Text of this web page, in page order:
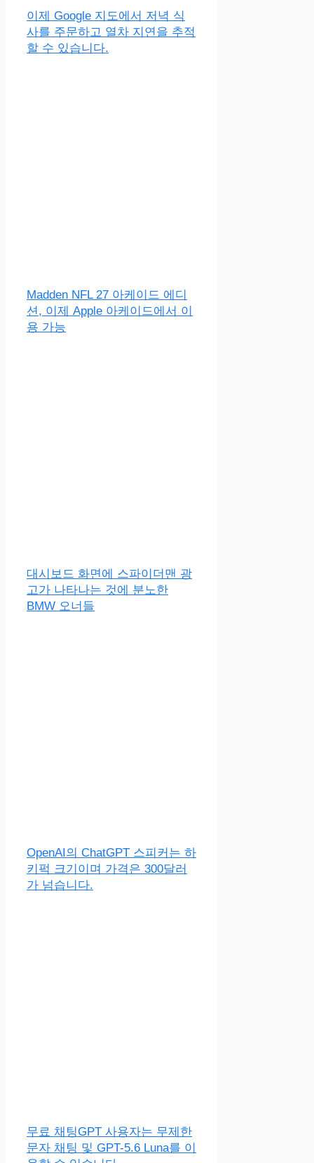
이제 Google 지도에서 저녁 식
사를 주문하고 열차 지연을 추적
할 수 있습니다.
Madden NFL 27 아케이드 에디
션, 이제 Apple 아케이드에서 이
용 가능
대시보드 화면에 스파이더맨 광
고가 나타나는 것에 분노한
BMW 오너들
OpenAI의 ChatGPT 스피커는 하
키퍽 크기이며 가격은 300달러
가 넘습니다.
무료 채팅GPT 사용자는 무제한
문자 채팅 및 GPT-5.6 Luna를 이